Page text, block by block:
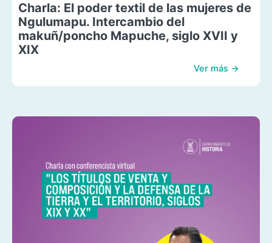
Charla: El poder textil de las mujeres de
Ngulumapu. Intercambio del
makuñ/poncho Mapuche, siglo XVII y
XIX
Ver más →